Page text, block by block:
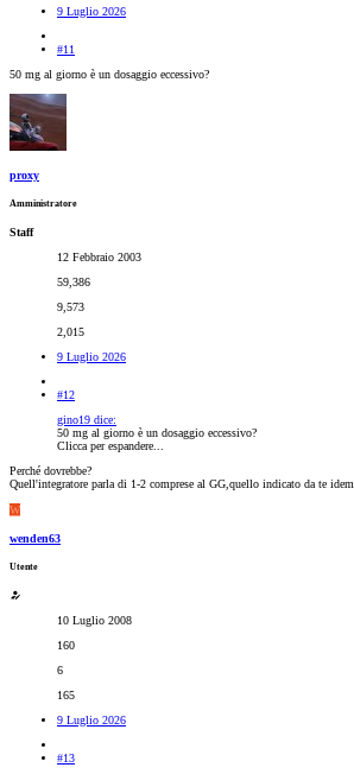
9 Luglio 2026
#11
50 mg al giorno è un dosaggio eccessivo?
proxy
Amministratore
Staff
12 Febbraio 2003
59,386
9,573
2,015
9 Luglio 2026
#12
gino19 dice:
50 mg al giorno è un dosaggio eccessivo?
Clicca per espandere...
Perché dovrebbe?
Quell'integratore parla di 1-2 comprese al GG,quello indicato da te idem
W
wenden63
Utente
10 Luglio 2008
160
6
165
9 Luglio 2026
#13